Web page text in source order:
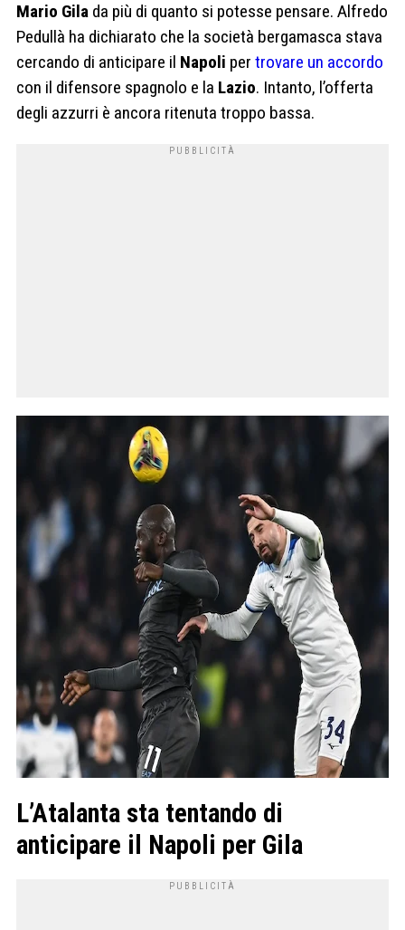
Mario Gila da più di quanto si potesse pensare. Alfredo
Pedullà ha dichiarato che la società bergamasca stava
cercando di anticipare il Napoli per trovare un accordo
con il difensore spagnolo e la Lazio. Intanto, l’offerta
degli azzurri è ancora ritenuta troppo bassa.
L’Atalanta sta tentando di
anticipare il Napoli per Gila